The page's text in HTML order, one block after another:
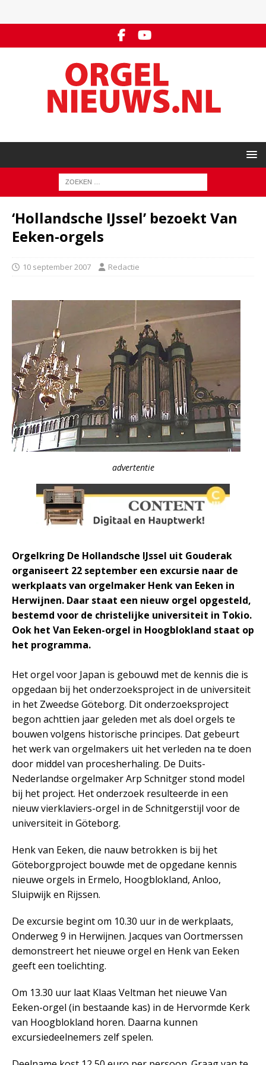
‘Hollandsche IJssel’ bezoekt Van
Eeken-orgels
10 september 2007 Redactie
advertentie
Orgelkring De Hollandsche IJssel uit Gouderak
organiseert 22 september een excursie naar de
werkplaats van orgelmaker Henk van Eeken in
Herwijnen. Daar staat een nieuw orgel opgesteld,
bestemd voor de christelijke universiteit in Tokio.
Ook het Van Eeken-orgel in Hoogblokland staat op
het programma.
Het orgel voor Japan is gebouwd met de kennis die is
opgedaan bij het onderzoeksproject in de universiteit
in het Zweedse Göteborg. Dit onderzoeksproject
begon achttien jaar geleden met als doel orgels te
bouwen volgens historische principes. Dat gebeurt
het werk van orgelmakers uit het verleden na te doen
door middel van procesherhaling. De Duits-
Nederlandse orgelmaker Arp Schnitger stond model
bij het project. Het onderzoek resulteerde in een
nieuw vierklaviers-orgel in de Schnitgerstijl voor de
universiteit in Göteborg.
Henk van Eeken, die nauw betrokken is bij het
Göteborgproject bouwde met de opgedane kennis
nieuwe orgels in Ermelo, Hoogblokland, Anloo,
Sluipwijk en Rijssen.
De excursie begint om 10.30 uur in de werkplaats,
Onderweg 9 in Herwijnen. Jacques van Oortmerssen
demonstreert het nieuwe orgel en Henk van Eeken
geeft een toelichting.
Om 13.30 uur laat Klaas Veltman het nieuwe Van
Eeken-orgel (in bestaande kas) in de Hervormde Kerk
van Hoogblokland horen. Daarna kunnen
excursiedeelnemers zelf spelen.